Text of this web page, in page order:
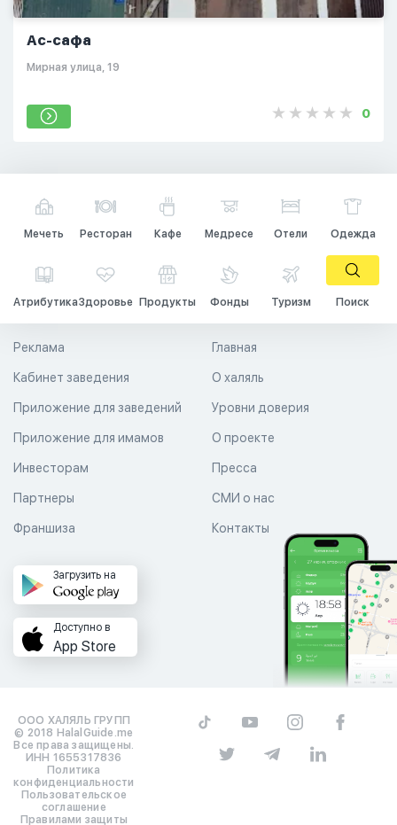
Ас-сафа
Мирная улица, 19
0
Мечеть Ресторан Кафе Медресе Отели Одежда
АтрибутикаЗдоровье Продукты Фонды Туризм Поиск
Главная
О халяль
Уровни доверия
Реклама
Кабинет заведения
Приложение для заведений
Приложение для имамов О проекте
Пресса
СМИ о нас
Контакты
Инвесторам
Партнеры
Франшиза
Загрузить на
Доступно в
App Store
ООО ХАЛЯЛЬ ГРУПП
© 2018 HalalGuide.me
Все права защищены.
ИНН 1655317836
Политика
конфиденциальности
Пользовательское
соглашение
Правилами защиты